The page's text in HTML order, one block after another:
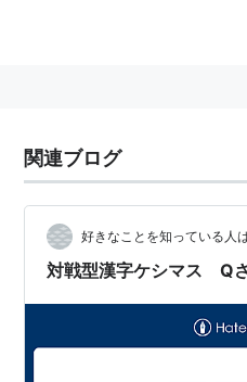
関連ブログ
好きなことを知っている人
対戦型漢字ケシマス Q